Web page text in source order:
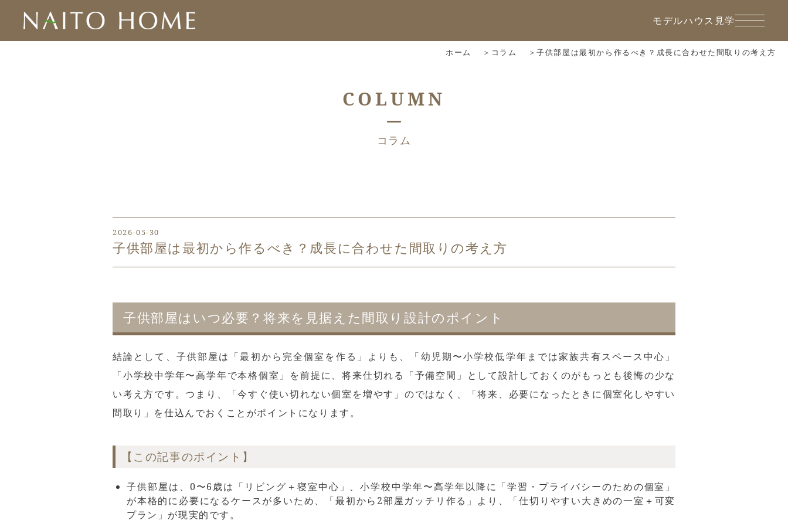
モデルハウス見学
COLUMN
コラム
ホーム コラム 子供部屋は最初から作るべき？成長に合わせた間取りの考え方
2026-05-30
子供部屋は最初から作るべき？成長に合わせた間取りの考え方
子供部屋はいつ必要？将来を見据えた間取り設計のポイント
結論として、子供部屋は「最初から完全個室を作る」よりも、「幼児期〜小学校低学年までは家族共有スペース中心」
「小学校中学年〜高学年で本格個室」を前提に、将来仕切れる「予備空間」として設計しておくのがもっとも後悔の少な
い考え方です。つまり、「今すぐ使い切れない個室を増やす」のではなく、「将来、必要になったときに個室化しやすい
間取り」を仕込んでおくことがポイントになります。
【この記事のポイント】
子供部屋は、0〜6歳は「リビング＋寝室中心」、小学校中学年〜高学年以降に「学習・プライバシーのための個室」
が本格的に必要になるケースが多いため、「最初から2部屋ガッチリ作る」より、「仕切りやすい大きめの一室＋可変
プラン」が現実的です。